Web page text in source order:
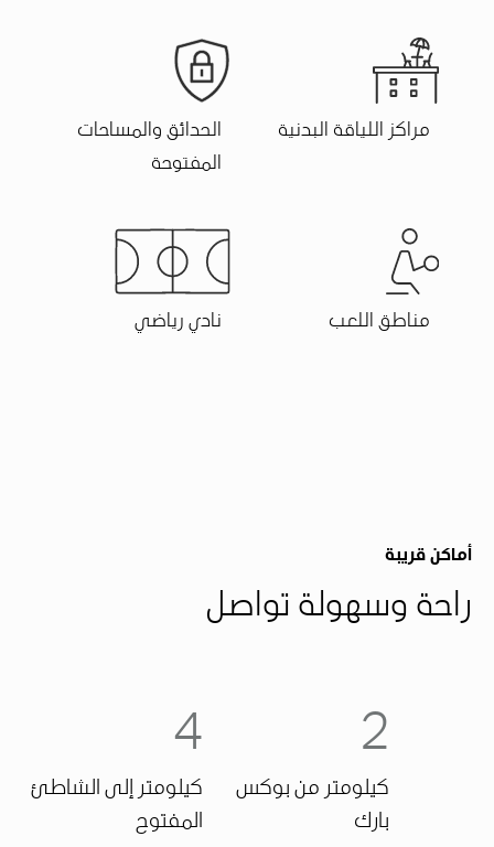
مراكز اللياقة البدنية
الحدائق والمساحات
المفتوحة
مناطق اللعب نادي رياضي
أماكن قريبة
راحة وسهولة تواصل
2
كيلومتر من بوكس ​​
بارك
4
كيلومتر إلى الشاطئ
المفتوح